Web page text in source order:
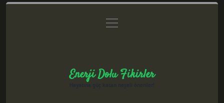
Gizlilik Politikası
menüyü
aç
Enerji Dolu Fikirler